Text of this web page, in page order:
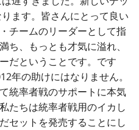
ます。皆さんにとって良い
チームのリーダーとして指
ち、もっとも才気に溢れ、
だということです。です
年の助けにはなりません。
統率者戦のサポートに本気
たちは統率者戦用のイカし
セットを発売することにし